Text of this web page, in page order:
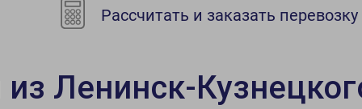
Рассчитать и заказать перевозку
из Ленинск-